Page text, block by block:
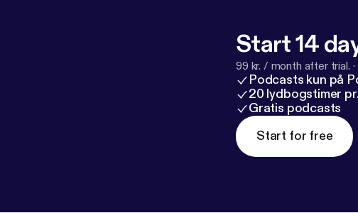
Start 14
99 kr. / month after trial. ·
Podcasts kun på
20 lydbogstimer
Gratis podcasts
Start for free